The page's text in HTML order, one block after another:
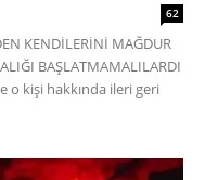
62
KENDİLERİNİ MAĞDUR
BAŞLATMAMALILARDI
o kişi hakkında ileri geri